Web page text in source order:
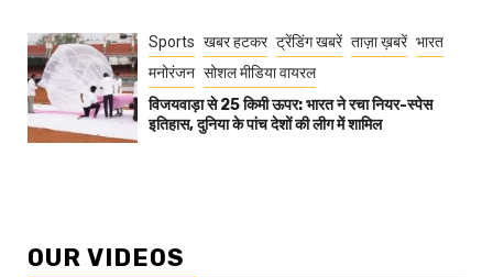
Sports खबर हटकर ट्रेंडिंग खबरें ताज़ा ख़बरें भारत
मनोरंजन सोशल मीडिया वायरल
विजयवाड़ा से 25 किमी ऊपर: भारत ने रचा नियर-स्पेस
इतिहास, दुनिया के पांच देशों की लीग में शामिल
OUR VIDEOS